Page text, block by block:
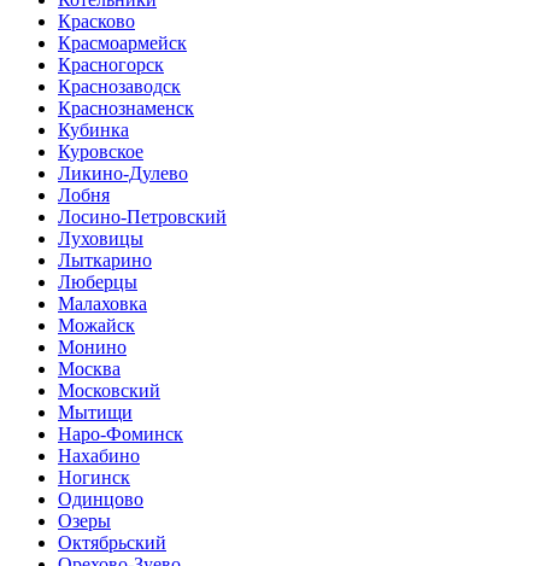
Красково
Красмоармейск
Красногорск
Краснозаводск
Краснознаменск
Кубинка
Куровское
Ликино-Дулево
Лобня
Лосино-Петровский
Луховицы
Лыткарино
Люберцы
Малаховка
Можайск
Монино
Москва
Московский
Мытищи
Наро-Фоминск
Нахабино
Ногинск
Одинцово
Озеры
Октябрьский